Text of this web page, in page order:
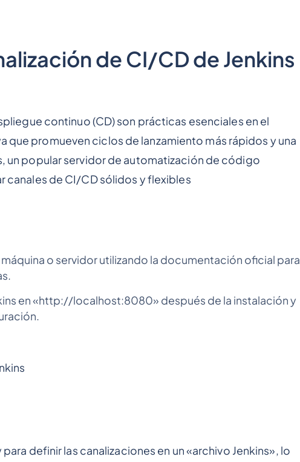
de CI/CD de Jenkins
continuo (CD) son prácticas esenciales en el
promueven ciclos de lanzamiento más rápidos y una
un popular servidor de automatización de código
canales de CI/CD sólidos y flexibles
o servidor utilizando la documentación oficial para
en «http://localhost:8080» después de la instalación y
definir las canalizaciones en un «archivo Jenkins», lo